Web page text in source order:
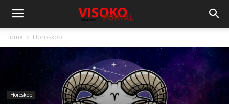
Home Horoskop
Horoskop